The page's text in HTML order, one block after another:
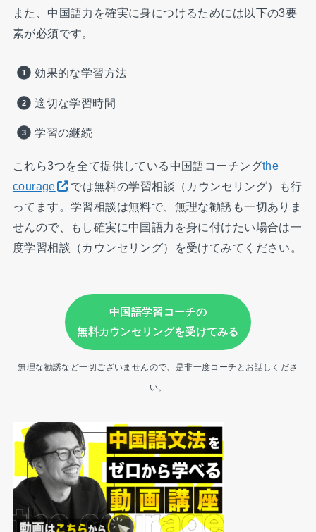
また、中国語力を確実に身につけるためには以下の3要
素が必須です。
効果的な学習方法
適切な学習時間
学習の継続
これら3つを全て提供している中国語コーチングthe
courage
では無料の学習相談（カウンセリング）も行
ってます。学習相談は無料で、無理な勧誘も一切ありま
せんので、もし確実に中国語力を身に付けたい場合は一
度学習相談（カウンセリング）を受けてみてください。
中国語学習コーチの
無料カウンセリングを受けてみる
無理な勧誘など一切ございませんので、是非一度コーチとお話しくださ
い。